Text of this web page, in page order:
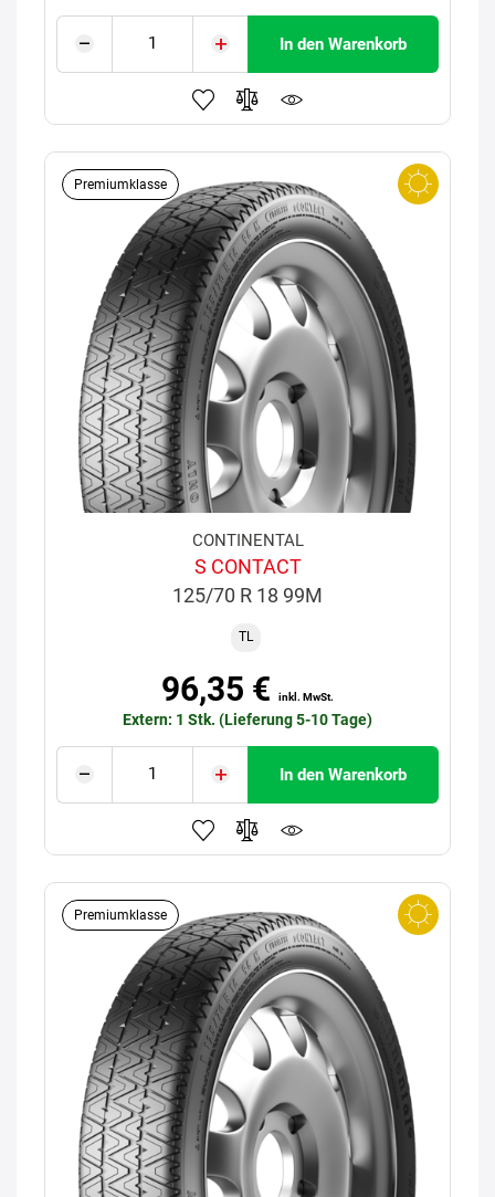
In den Warenkorb
Premiumklasse
CONTINENTAL
S CONTACT
125/70 R 18 99M
TL
96,35 € inkl. MwSt.
Extern: 1 Stk. (Lieferung 5-10 Tage)
In den Warenkorb
Premiumklasse